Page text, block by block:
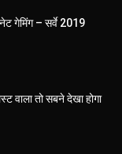
गेमिंग – सर्वे 2019
वाला तो सबने देखा होगा